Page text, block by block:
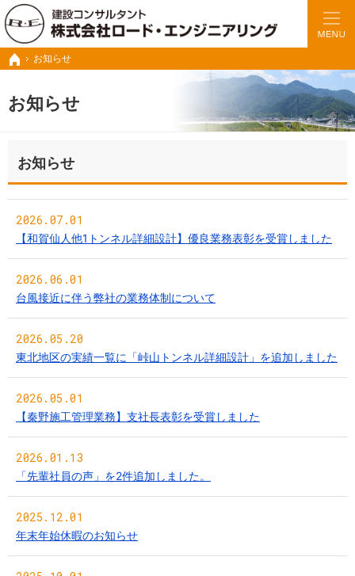
ホーム
お知らせ
お知らせ
豊富な実績と経験で、さまざまな業務に対応いたします。
トンネルの設計・施工管理・調査診断など建設コンサル ロードエンジニアリング
お知らせ
2026.07.01
【和賀仙人他1トンネル詳細設計】優良業務表彰を受賞しました
2026.06.01
台風接近に伴う弊社の業務体制について
2026.05.20
東北地区の実績一覧に「峠山トンネル詳細設計」を追加しました
2026.05.01
【秦野施工管理業務】支社長表彰を受賞しました
2026.01.13
「先輩社員の声」を2件追加しました。
2025.12.01
年末年始休暇のお知らせ